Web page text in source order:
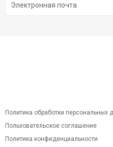
Политика обработки персональных
Пользовательское соглашение
Политика конфиденциальности